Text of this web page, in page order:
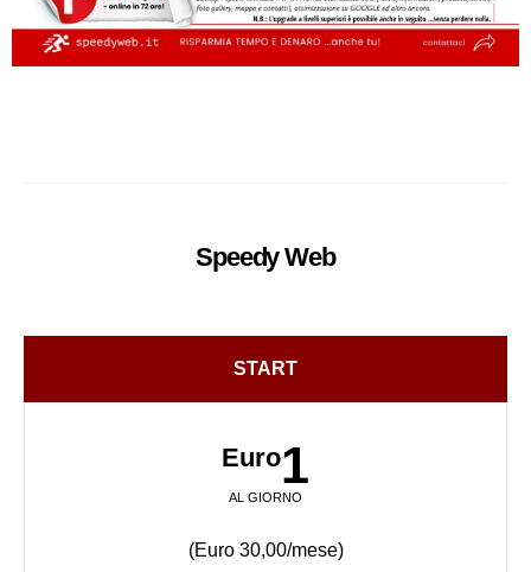
SpeedyWeb
START
Euro1
AL GIORNO
(Euro 30,00/mese)